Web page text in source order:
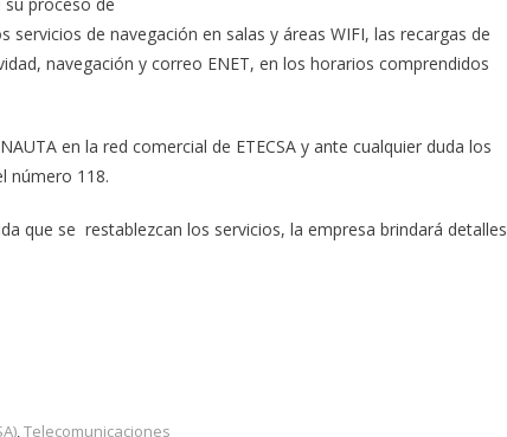
proceso de
de navegación en salas y áreas WIFI, las recargas de
navegación y correo ENET, en los horarios comprendidos
en la red comercial de ETECSA y ante cualquier duda los
número 118.
que se restablezcan los servicios, la empresa brindará detalles
,Telecomunicaciones